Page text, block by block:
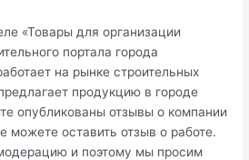
«Товары для организации
портала города
на рынке строительных
продукцию в городе
опубликованы отзывы о компании
можете оставить отзыв о работе.
и поэтому мы просим